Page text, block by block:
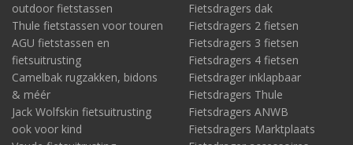
outdoor fietstassen
Thule fietstassen voor touren
AGU fietstassen en
fietsuitrusting
Camelbak rugzakken, bidons
& méér
Jack Wolfskin fietsuitrusting
ook voor kind
Fietsdragers dak
Fietsdragers 2 fietsen
Fietsdragers 3 fietsen
Fietsdragers 4 fietsen
Fietsdrager inklapbaar
Fietsdragers Thule
Fietsdragers ANWB
Fietsdragers Marktplaats